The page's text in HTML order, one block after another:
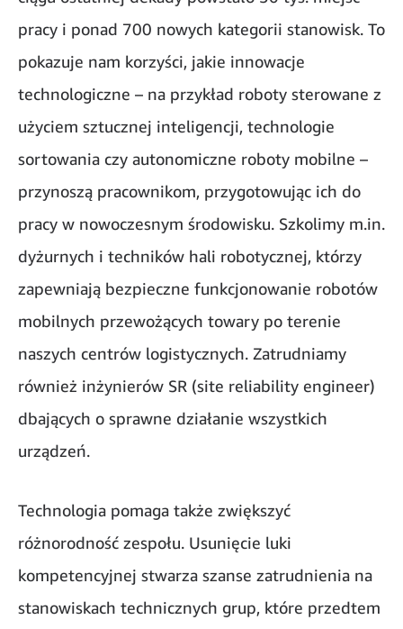
pracy i ponad 700 nowych kategorii stanowisk. To
pokazuje nam korzyści, jakie innowacje
technologiczne – na przykład roboty sterowane z
użyciem sztucznej inteligencji, technologie
sortowania czy autonomiczne roboty mobilne –
przynoszą pracownikom, przygotowując ich do
pracy w nowoczesnym środowisku. Szkolimy m.in.
dyżurnych i techników hali robotycznej, którzy
zapewniają bezpieczne funkcjonowanie robotów
mobilnych przewożących towary po terenie
naszych centrów logistycznych. Zatrudniamy
również inżynierów SR (site reliability engineer)
dbających o sprawne działanie wszystkich
urządzeń.
Technologia pomaga także zwiększyć
różnorodność zespołu. Usunięcie luki
kompetencyjnej stwarza szanse zatrudnienia na
stanowiskach technicznych grup, które przedtem